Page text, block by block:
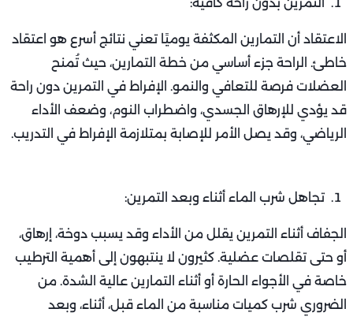
الاعتقاد أن التمارين المكثفة يوميًا تعني نتائج أسرع هو اعتقاد
خاطئ. الراحة جزء أساسي من خطة التمارين، حيث تُمنح
العضلات فرصة للتعافي والنمو. الإفراط في التمرين دون راحة
قد يؤدي للإرهاق الجسدي، واضطراب النوم، وضعف الأداء
الرياضي، وقد يصل الأمر للإصابة بمتلازمة الإفراط في التدريب.
تجاهل شرب الماء أثناء وبعد التمرين:
الجفاف أثناء التمرين يقلل من الأداء وقد يسبب دوخة، إرهاق،
أو حتى تقلصات عضلية. كثيرون لا ينتبهون إلى أهمية الترطيب
خاصة في الأجواء الحارة أو أثناء التمارين عالية الشدة. من
الضروري شرب كميات مناسبة من الماء قبل، أثناء، وبعد